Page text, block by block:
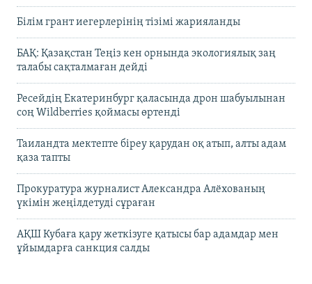
Білім грант иегерлерінің тізімі жарияланды
БАҚ: Қазақстан Теңіз кен орнында экологиялық заң
талабы сақталмаған дейді
Ресейдің Екатеринбург қаласында дрон шабуылынан
соң Wildberries қоймасы өртенді
Таиландта мектепте біреу қарудан оқ атып, алты адам
қаза тапты
Прокуратура журналист Александра Алёхованың
үкімін жеңілдетуді сұраған
АҚШ Кубаға қару жеткізуге қатысы бар адамдар мен
ұйымдарға санкция салды